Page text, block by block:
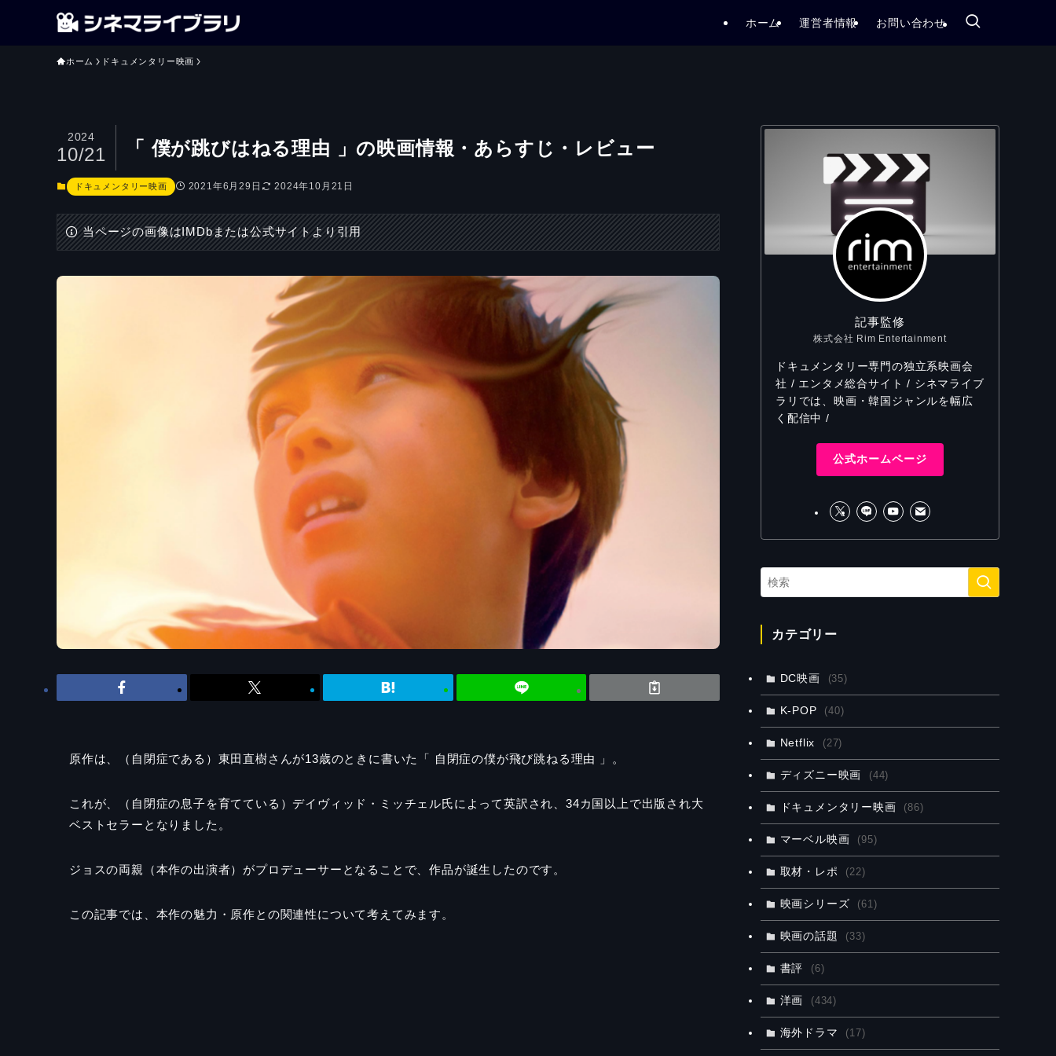
ホーム 運営者情報 お問い合わせ
ホーム ドキュメンタリー映画
「 僕が跳びはねる理由 」の映画情報・あらすじ・レビュー
2024
10/21
ドキュメンタリー映画 2021年6月29日 2024年10月21日
当ページの画像はIMDbまたは公式サイトより引用
原作は、（自閉症である）東田直樹さんが13歳のときに書いた「 自閉症の僕が飛び跳ねる理由 」。
これが、（自閉症の息子を育てている）デイヴィッド・ミッチェル氏によって英訳され、34カ国以上で出版され大
ベストセラーとなりました。
ジョスの両親（本作の出演者）がプロデューサーとなることで、作品が誕生したのです。
この記事では、本作の魅力・原作との関連性について考えてみます。
記事監修
株式会社 Rim Entertainment
ドキュメンタリー専門の独立系映画会
社 / エンタメ総合サイト / シネマライブ
ラリでは、映画・韓国ジャンルを幅広
く配信中 /
公式ホームページ
カテゴリー
DC映画 (35)
K-POP (40)
Netflix (27)
ディズニー映画 (44)
ドキュメンタリー映画 (86)
マーベル映画 (95)
取材・レポ (22)
映画シリーズ (61)
映画の話題 (33)
書評 (6)
洋画 (434)
海外ドラマ (17)